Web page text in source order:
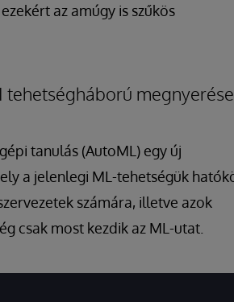
az amúgy is szűkös
tehetségháború megnyerése
tanulás (AutoML) egy új
a jelenlegi ML-tehetségük
számára, illetve azok
csak most kezdik az ML-utat.